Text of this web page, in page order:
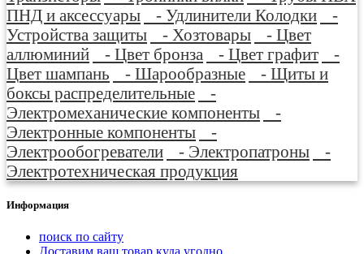
ПНД и аксессуары
- Удлинители Колодки
-
Устройства защиты
- Хозтовары
- Цвет
аллюминий
- Цвет бронза - Цвет графит
-
Цвет шампань
- Шарообразные
- Щиты и
боксы распределительные
-
Электромеханические компоненты
-
Электронные компоненты
-
Электрообогреватели
- Электропатроны
-
Электротехническая продукция
Информация
поиск по сайту
Доставим ваш товар куда угодно